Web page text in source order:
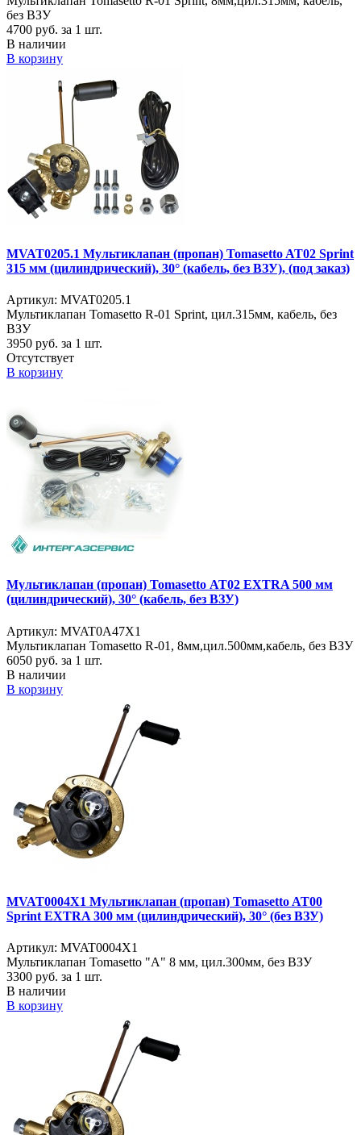
без ВЗУ
4700 руб. за 1 шт.
В наличии
В корзину
MVAT0205.1 Мультиклапан (пропан) Tomasetto AT02 Sprint
315 мм (цилиндрический), 30° (кабель, без ВЗУ), (под заказ)
Артикул: MVAT0205.1
Мультиклапан Tomasetto R-01 Sprint, цил.315мм, кабель, без
ВЗУ
3950 руб. за 1 шт.
Отсутствует
В корзину
Мультиклапан (пропан) Tomasetto АТ02 EXTRA 500 мм
(цилиндрический), 30° (кабель, без ВЗУ)
Артикул: MVAT0A47X1
Мультиклапан Tomasetto R-01, 8мм,цил.500мм,кабель, без ВЗУ
6050 руб. за 1 шт.
В наличии
В корзину
MVAT0004X1 Мультиклапан (пропан) Tomasetto AT00
Sprint EXTRA 300 мм (цилиндрический), 30° (без ВЗУ)
Артикул: MVAT0004X1
Мультиклапан Tomasetto "A" 8 мм, цил.300мм, без ВЗУ
3300 руб. за 1 шт.
В наличии
В корзину